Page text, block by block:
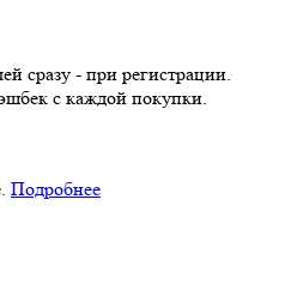
сразу - при регистрации.
с каждой покупки.
Подробнее